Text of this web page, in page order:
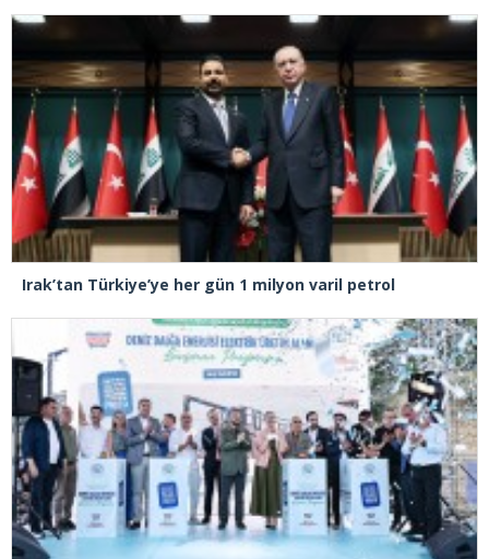
Irak’tan Türkiye’ye her gün 1 milyon varil petrol